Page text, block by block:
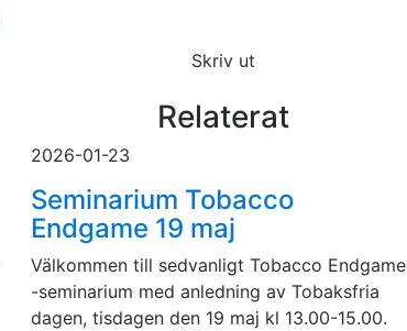
Skriv ut
Relaterat
2026-01-23
Seminarium Tobacco
Endgame 19 maj
Välkommen till sedvanligt Tobacco Endgame
-seminarium med anledning av Tobaksfria
dagen, tisdagen den 19 maj kl 13.00-15.00.